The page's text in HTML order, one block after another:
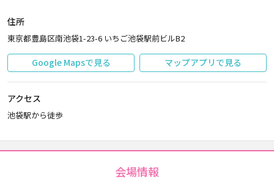
住所
東京都豊島区南池袋1-23-6 いちご池袋駅前ビルB2
Google Mapsで見る マップアプリで見る
アクセス
池袋駅から徒歩
会場情報